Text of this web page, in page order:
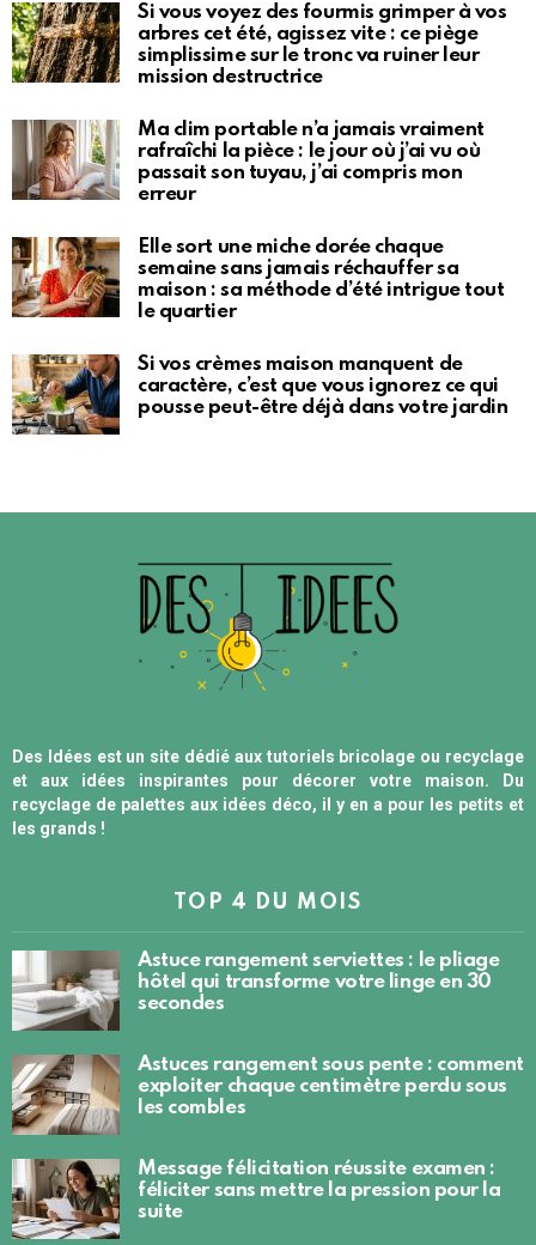
Si vous voyez des fourmis grimper à vos
arbres cet été, agissez vite : ce piège
simplissime sur le tronc va ruiner leur
mission destructrice
Ma clim portable n’a jamais vraiment
rafraîchi la pièce : le jour où j’ai vu où
passait son tuyau, j’ai compris mon
erreur
Elle sort une miche dorée chaque
semaine sans jamais réchauffer sa
maison : sa méthode d’été intrigue tout
le quartier
Si vos crèmes maison manquent de
caractère, c’est que vous ignorez ce qui
pousse peut-être déjà dans votre jardin
Des Idées est un site dédié aux tutoriels bricolage ou recyclage
et aux idées inspirantes pour décorer votre maison. Du
recyclage de palettes aux idées déco, il y en a pour les petits et
les grands !
TOP 4 DU MOIS
Astuce rangement serviettes : le pliage
hôtel qui transforme votre linge en 30
secondes
Astuces rangement sous pente : comment
exploiter chaque centimètre perdu sous
les combles
Message félicitation réussite examen :
féliciter sans mettre la pression pour la
suite